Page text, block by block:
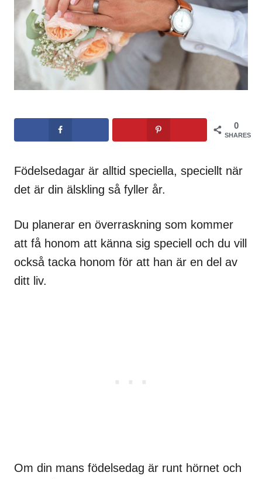
0
SHARES
Födelsedagar är alltid speciella, speciellt när
det är din älskling så fyller år.
Du planerar en överraskning som kommer
att få honom att känna sig speciell och du vill
också tacka honom för att han är en del av
ditt liv.
Om din mans födelsedag är runt hörnet och